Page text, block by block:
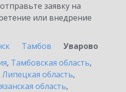
заявку на
или внедрение
Тамбов
Уварово
, Тамбовская область,
Липецкая область,
область,